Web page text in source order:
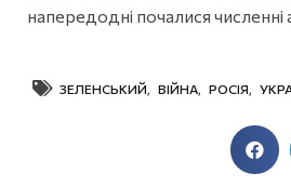
напередодні почалися численні
ЗЕЛЕНСЬКИЙ ВІЙНА РОСІЯ